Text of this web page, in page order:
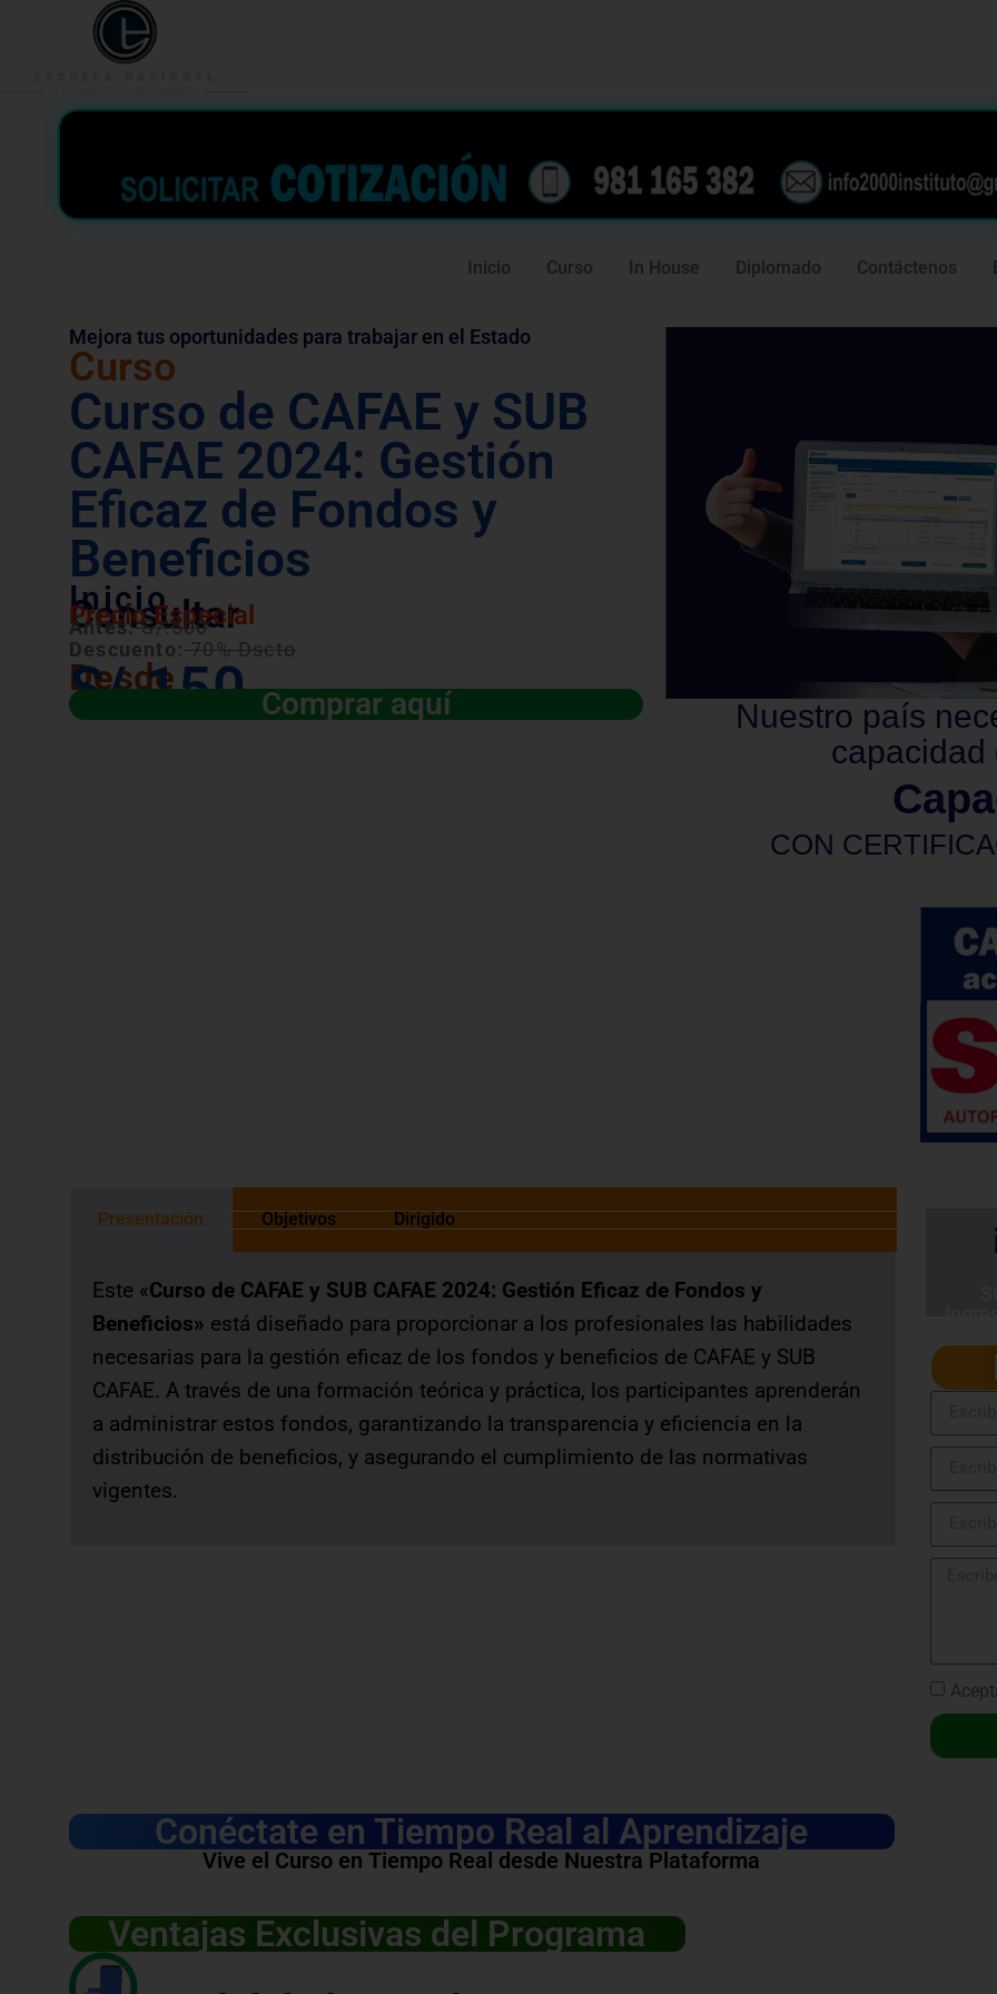
Inicio Curso In House Diplomado Contáctenos
Mejora tus oportunidades para trabajar en el Estado
Curso
Curso de CAFAE y SUB
CAFAE 2024: Gestión
Eficaz de Fondos y
Beneficios
Inicio
Consultar
Precio Especial
Antes:S/.500
Descuento:70% Dscto
Desde
S/.150 Comprar aquí
Nuestro país
capacidad
CON
Presentación Objetivos Dirigido
Este «Curso de CAFAE y SUB CAFAE 2024: Gestión Eficaz de Fondos y
Beneficios» está diseñado para proporcionar a los profesionales las habilidades
necesarias para la gestión eficaz de los fondos y beneficios de CAFAE y SUB
CAFAE. A través de una formación teórica y práctica, los participantes aprenderán
a administrar estos fondos, garantizando la transparencia y eficiencia en la
distribución de beneficios, y asegurando el cumplimiento de las normativas
vigentes.
Conéctate en Tiempo Real al Aprendizaje
Vive el Curso en Tiempo Real desde Nuestra Plataforma
Ventajas Exclusivas del Programa